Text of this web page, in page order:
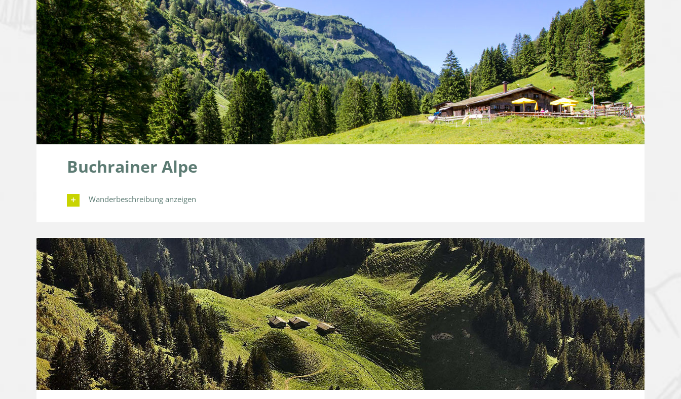
Buchrainer Alpe
Wanderbeschreibung anzeigen